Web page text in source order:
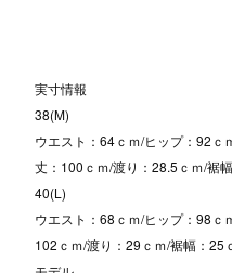
実寸情報
38(M)
ウエスト：64ｃｍ/ヒップ：92ｃ
丈：100ｃｍ/渡り：28.5ｃｍ/裾
40(L)
ウエスト：68ｃｍ/ヒップ：98ｃ
102ｃｍ/渡り：29ｃｍ/裾幅：25